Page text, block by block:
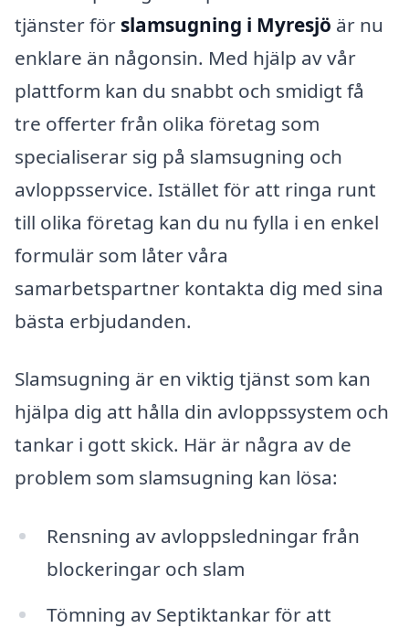
tjänster för slamsugning i Myresjö är nu
enklare än någonsin. Med hjälp av vår
plattform kan du snabbt och smidigt få
tre offerter från olika företag som
specialiserar sig på slamsugning och
avloppsservice. Istället för att ringa runt
till olika företag kan du nu fylla i en enkel
formulär som låter våra
samarbetspartner kontakta dig med sina
bästa erbjudanden.
Slamsugning är en viktig tjänst som kan
hjälpa dig att hålla din avloppssystem och
tankar i gott skick. Här är några av de
problem som slamsugning kan lösa:
Rensning av avloppsledningar från
blockeringar och slam
Tömning av Septiktankar för att